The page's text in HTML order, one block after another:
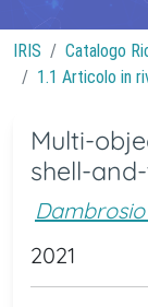
IRIS Catalogo
1.1 Articolo in
Multi-
shell-
Dambrosio
2021